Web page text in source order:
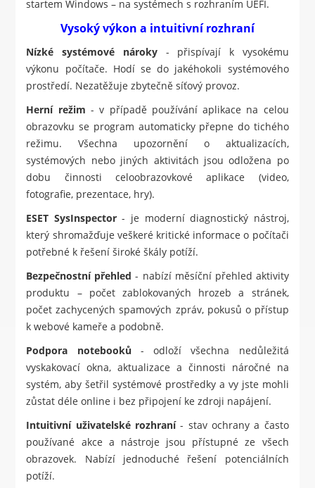
startem Windows – na systémech s rozhraním UEFI.
Vysoký výkon a intuitivní rozhraní
Nízké systémové nároky- přispívají k vysokému
výkonu počítače. Hodí se do jakéhokoli systémového
prostředí. Nezatěžuje zbytečně síťový provoz.
Herní režim - v případě používání aplikace na celou
obrazovku se program automaticky přepne do tichého
režimu. Všechna upozornění o aktualizacích,
systémových nebo jiných aktivitách jsou odložena po
dobu činnosti celoobrazovkové aplikace (video,
fotografie, prezentace, hry).
ESET SysInspector- je moderní diagnostický nástroj,
který shromažďuje veškeré kritické informace o počítači
potřebné k řešení široké škály potíží.
Bezpečnostní přehled - nabízí měsíční přehled aktivity
produktu – počet zablokovaných hrozeb a stránek,
počet zachycených spamových zpráv, pokusů o přístup
k webové kameře a podobně.
Podpora notebooků - odloží všechna nedůležitá
vyskakovací okna, aktualizace a činnosti náročné na
systém, aby šetřil systémové prostředky a vy jste mohli
zůstat déle online i bez připojení ke zdroji napájení.
Intuitivní uživatelské rozhraní- stav ochrany a často
používané akce a nástroje jsou přístupné ze všech
obrazovek. Nabízí jednoduché řešení potenciálních
potíží.